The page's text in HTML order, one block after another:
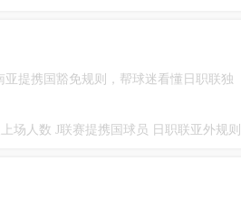
提携国豁免规则，帮球迷看懂日职联独
场人数 J联赛提携国球员 日职联亚外规则